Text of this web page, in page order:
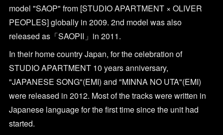
model "SAOP" from [STUDIO APARTMENT × OLIVER
PEOPLES] globally in 2009. 2nd model was also
released as「SAOPⅡ」in 2011.
In their home country Japan, for the celebration of
STUDIO APARTMENT 10 years anniversary,
"JAPANESE SONG"(EMI) and "MINNA NO UTA"(EMI)
were released in 2012. Most of the tracks were written in
Japanese language for the first time since the unit had
started.